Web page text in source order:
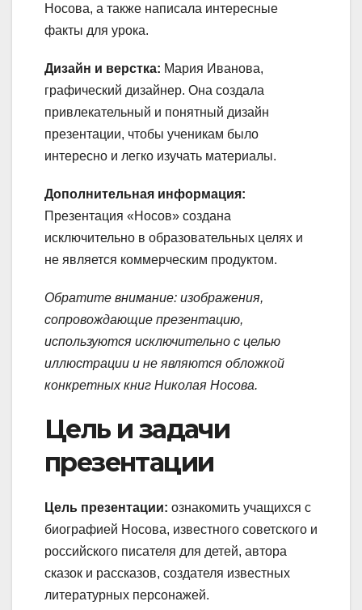
Носова, а также написала интересные
факты для урока.
Дизайн и верстка: Мария Иванова,
графический дизайнер. Она создала
привлекательный и понятный дизайн
презентации, чтобы ученикам было
интересно и легко изучать материалы.
Дополнительная информация:
Презентация «Носов» создана
исключительно в образовательных целях и
не является коммерческим продуктом.
Обратите внимание: изображения,
сопровождающие презентацию,
используются исключительно с целью
иллюстрации и не являются обложкой
конкретных книг Николая Носова.
Цель и задачи
презентации
Цель презентации: ознакомить учащихся с
биографией Носова, известного советского и
российского писателя для детей, автора
сказок и рассказов, создателя известных
литературных персонажей.